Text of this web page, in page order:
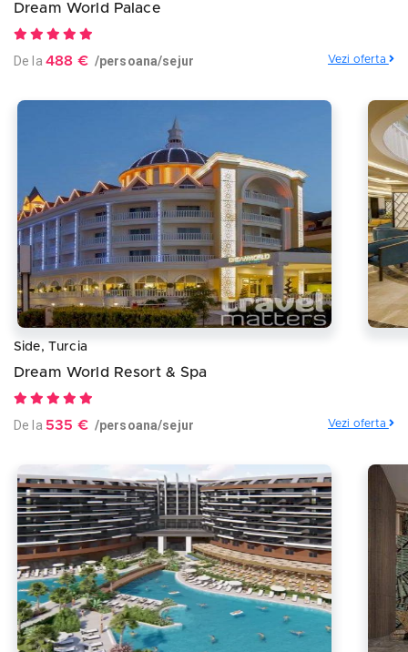
Dream World Palace
De la 488 € /persoana/sejur Vezi oferta
Side, Turcia
Dream World Resort & Spa
De la 535 € /persoana/sejur Vezi oferta